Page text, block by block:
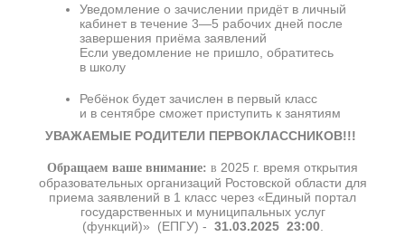
Уведомление о зачислении придёт в личный
кабинет в течение 3—5 рабочих дней после
завершения приёма заявлений
Если уведомление не пришло, обратитесь
в школу
Ребёнок будет зачислен в первый класс
и в сентябре сможет приступить к занятиям
УВАЖАЕМЫЕ РОДИТЕЛИ ПЕРВОКЛАССНИКОВ!!!
Обращаем ваше внимание: в 2025 г. время открытия
образовательных организаций Ростовской области для
приема заявлений в 1 класс через «Единый портал
государственных и муниципальных услуг
(функций)» (ЕПГУ) - 31.03.2025 23:00.